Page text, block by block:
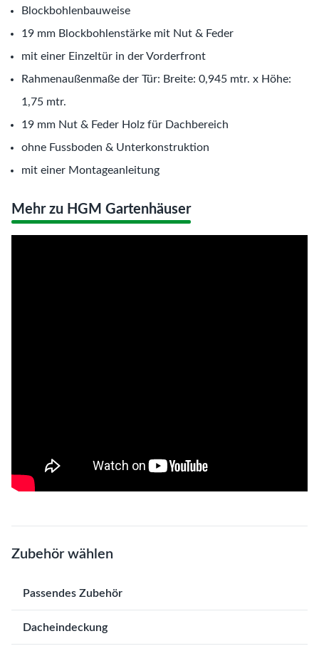
Blockbohlenbauweise
19 mm Blockbohlenstärke mit Nut & Feder
mit einer Einzeltür in der Vorderfront
Rahmenaußenmaße der Tür: Breite: 0,945 mtr. x Höhe:
1,75 mtr.
19 mm Nut & Feder Holz für Dachbereich
ohne Fussboden & Unterkonstruktion
mit einer Montageanleitung
Mehr zu HGM Gartenhäuser
Zubehör wählen
Passendes Zubehör
Dacheindeckung